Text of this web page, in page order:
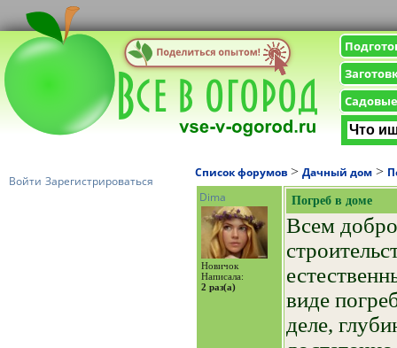
Войти Зарегистрироваться
Список форумов > Дачный дом >
Dima
Новичок
Написала:
2 раз(а)
Погреб в доме
Всем
виде
деле,